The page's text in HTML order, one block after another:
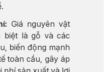
Giá nguyên vật
biệt là gỗ và các
biến động mạnh
toàn cầu, gây áp